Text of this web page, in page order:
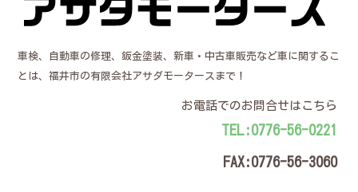
車検、自動車の修理、鈑金塗装、新車・中古車販売など車に関するこ
とは、福井市の有限会社アサダモータースまで！
お電話でのお問合せはこちら
TEL:0776-56-0221
FAX:0776-56-3060